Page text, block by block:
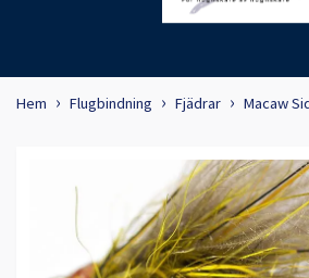
Hem Flugbindning Fjädrar Macaw